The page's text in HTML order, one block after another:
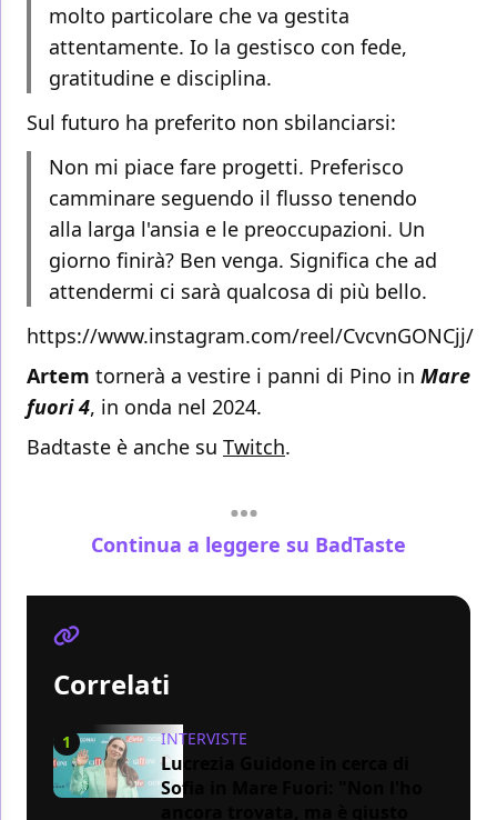
molto particolare che va gestita
attentamente. Io la gestisco con fede,
gratitudine e disciplina.
Sul futuro ha preferito non sbilanciarsi:
Non mi piace fare progetti. Preferisco
camminare seguendo il flusso tenendo
alla larga l'ansia e le preoccupazioni. Un
giorno finirà? Ben venga. Significa che ad
attendermi ci sarà qualcosa di più bello.
https://www.instagram.com/reel/CvcvnGONCjj/
Artem tornerà a vestire i panni di Pino in Mare
fuori 4, in onda nel 2024.
Badtaste è anche su Twitch.
Continua a leggere su BadTaste
Correlati
1 INTERVISTE
Lucrezia Guidone in cerca di
Sofia in Mare Fuori: "Non l'ho